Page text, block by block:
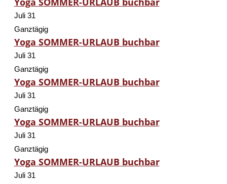
Juli 31
Ganztägig
Yoga SOMMER-URLAUB buchbar
Juli 31
Ganztägig
Yoga SOMMER-URLAUB buchbar
Juli 31
Ganztägig
Yoga SOMMER-URLAUB buchbar
Juli 31
Ganztägig
Yoga SOMMER-URLAUB buchbar
Juli 31